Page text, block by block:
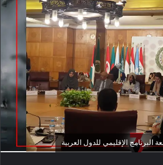
البرنامج الإقليمي للدول العربية